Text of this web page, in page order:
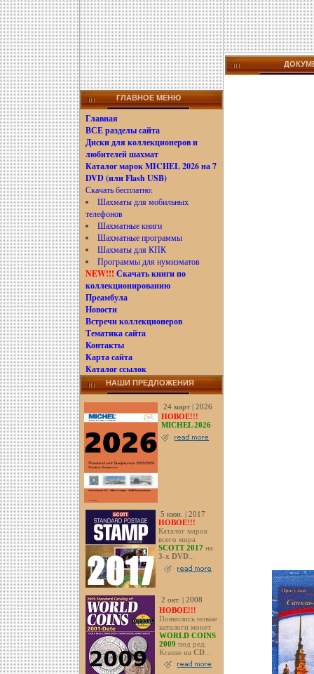
ГЛАВНОЕ МЕНЮ
Главная
ВСЕ разделы сайта
Диски для коллекционеров и
любителей шахмат
Каталог марок MICHEL 2026 на 7
DVD (или Flash USB)
Скачать бесплатно:
Шахматы для мобильных
телефонов
Шахматные книги
Шахматные программы
Шахматы для КПК
Программы для нумизматов
NEW!!! Скачать книги по
коллекционированию
Преамбула
Новости
Встречи коллекционеров
Тематика сайта
Контакты
Карта сайта
Каталог ссылок
НАШИ ПРЕДЛОЖЕНИЯ
24 март | 2026
НОВОЕ!!!
MICHEL 2026
5 июн. | 2017
НОВОЕ!!!
Каталог марок
всего мира
SCOTT 2017на
3-х DVD...
2 окт. | 2008
НОВОЕ!!!
Появились новые
каталоги монет
WORLD COINS
2009 под ред.
Krause наCD